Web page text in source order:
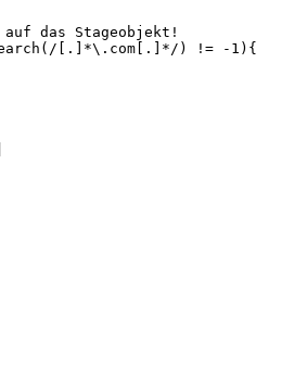
das Stageobjekt!
[.]*\.com[.]*/) != -1){